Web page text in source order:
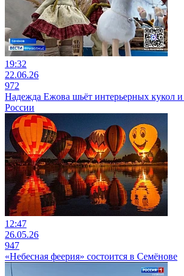
19:32
22.06.26
972
Надежда Ежова шьёт интерьерных кукол и
России
12:47
26.05.26
947
«Небесная феерия» состоится в Семёнове